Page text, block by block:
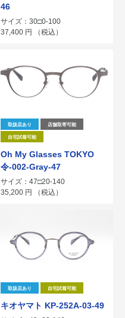
46
サイズ：30□0-100
37,400 円 （税込）
取扱店あり 店舗取寄可能
自宅試着可能
Oh My Glasses TOKYO
令-002-Gray-47
サイズ：47□20-140
35,200 円 （税込）
取扱店あり 自宅試着可能
キオヤマト KP-252A-03-49